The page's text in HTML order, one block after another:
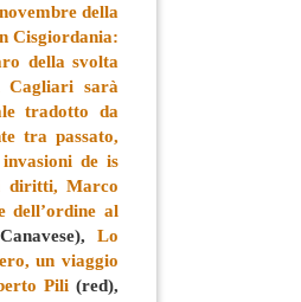
della
Cisgiordania:
della svolta
sarà
tradotto da
tra passato,
de is
diritti, Marco
dell’ordine al
Lo
un viaggio
Pili(red),